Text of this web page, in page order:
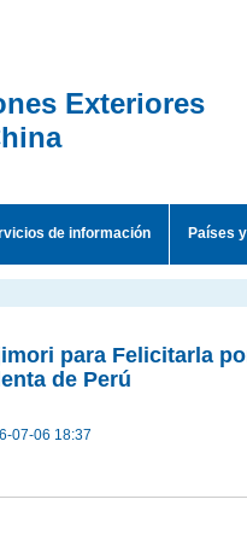
Exteriores
de información Países
para Felicitarla
de Perú
07-06 18:37